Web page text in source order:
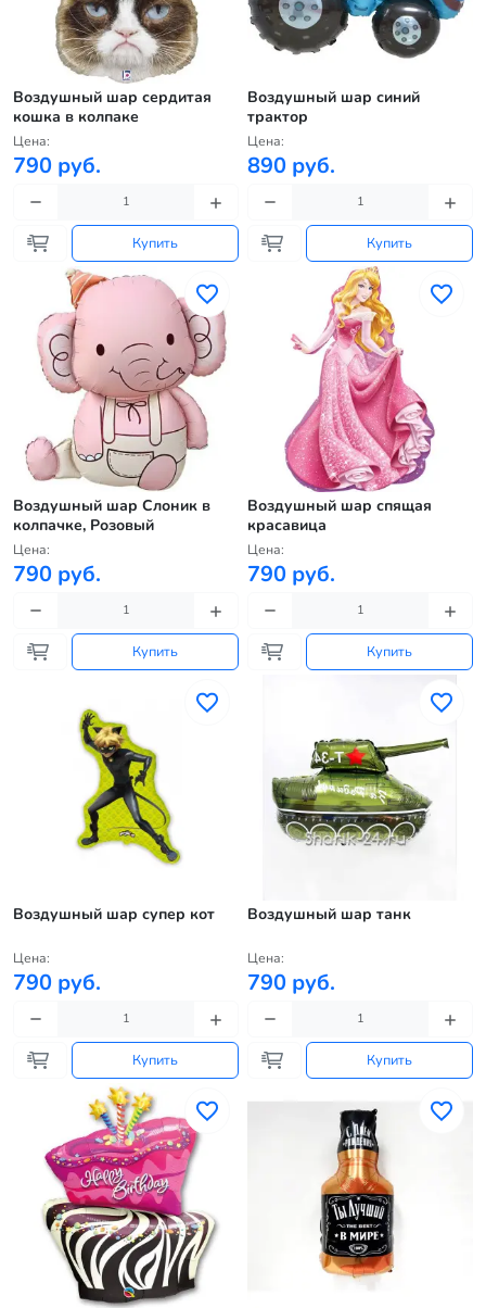
Воздушный шар сердитая
кошка в колпаке
Цена:
790 руб.
Купить
Воздушный шар синий
трактор
Цена:
890 руб.
Купить
Воздушный шар Слоник в
колпачке, Розовый
Цена:
790 руб.
Купить
Воздушный шар спящая
красавица
Цена:
790 руб.
Купить
Воздушный шар супер кот
Цена:
790 руб.
Купить
Воздушный шар танк
Цена:
790 руб.
Купить